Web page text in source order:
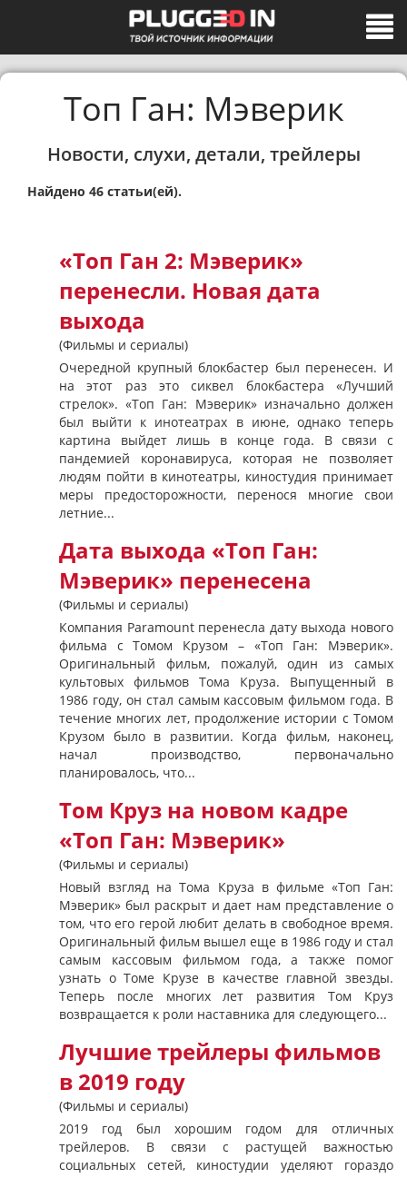
Топ Ган: Мэверик
Новости, слухи, детали, трейлеры
Найдено 46 статьи(ей).
«Топ Ган 2: Мэверик»
перенесли. Новая дата
выхода
(Фильмы и сериалы)
Очередной крупный блокбастер был перенесен. И
на этот раз это сиквел блокбастера «Лучший
стрелок». «Топ Ган: Мэверик» изначально должен
был выйти к инотеатрах в июне, однако теперь
картина выйдет лишь в конце года. В связи с
пандемией коронавируса, которая не позволяет
людям пойти в кинотеатры, киностудия принимает
меры предосторожности, перенося многие свои
летние...
Дата выхода «Топ Ган:
Мэверик» перенесена
(Фильмы и сериалы)
Компания Paramount перенесла дату выхода нового
фильма с Томом Крузом – «Топ Ган: Мэверик».
Оригинальный фильм, пожалуй, один из самых
культовых фильмов Тома Круза. Выпущенный в
1986 году, он стал самым кассовым фильмом года. В
течение многих лет, продолжение истории с Томом
Крузом было в развитии. Когда фильм, наконец,
начал производство, первоначально
планировалось, что...
Том Круз на новом кадре
«Топ Ган: Мэверик»
(Фильмы и сериалы)
Новый взгляд на Тома Круза в фильме «Топ Ган:
Мэверик» был раскрыт и дает нам представление о
том, что его герой любит делать в свободное время.
Оригинальный фильм вышел еще в 1986 году и стал
самым кассовым фильмом года, а также помог
узнать о Томе Крузе в качестве главной звезды.
Теперь после многих лет развития Том Круз
возвращается к роли наставника для следующего...
Лучшие трейлеры фильмов
в 2019 году
(Фильмы и сериалы)
2019 год был хорошим годом для отличных
трейлеров. В связи с растущей важностью
социальных сетей, киностудии уделяют гораздо